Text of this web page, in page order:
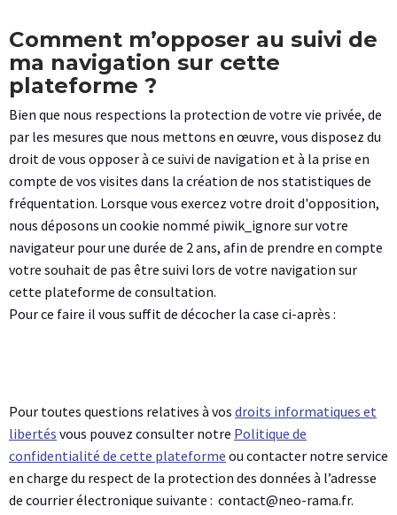
Comment m’opposer au suivi de
ma navigation sur cette
plateforme ?
Bien que nous respections la protection de votre vie privée, de
par les mesures que nous mettons en œuvre, vous disposez du
droit de vous opposer à ce suivi de navigation et à la prise en
compte de vos visites dans la création de nos statistiques de
fréquentation. Lorsque vous exercez votre droit d'opposition,
nous déposons un cookie nommé piwik_ignore sur votre
navigateur pour une durée de 2 ans, afin de prendre en compte
votre souhait de pas être suivi lors de votre navigation sur
cette plateforme de consultation.
Pour ce faire il vous suffit de décocher la case ci-après :
Pour toutes questions relatives à vos droits informatiques et
libertés vous pouvez consulter notre Politique de
confidentialité de cette plateforme ou contacter notre service
en charge du respect de la protection des données à l’adresse
de courrier électronique suivante : contact@neo-rama.fr.